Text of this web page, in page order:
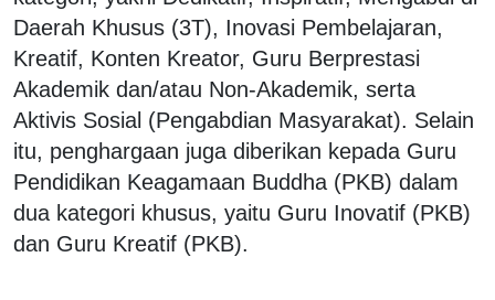
Daerah Khusus (3T), Inovasi Pembelajaran,
Kreatif, Konten Kreator, Guru Berprestasi
Akademik dan/atau Non-Akademik, serta
Aktivis Sosial (Pengabdian Masyarakat). Selain
itu, penghargaan juga diberikan kepada Guru
Pendidikan Keagamaan Buddha (PKB) dalam
dua kategori khusus, yaitu Guru Inovatif (PKB)
dan Guru Kreatif (PKB).